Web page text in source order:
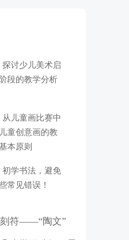
探讨少儿美术启
段的教学分析
从儿童画比赛中
童创意画的教
本原则
初学书法，避免
常见错误！
刻符——“陶文”